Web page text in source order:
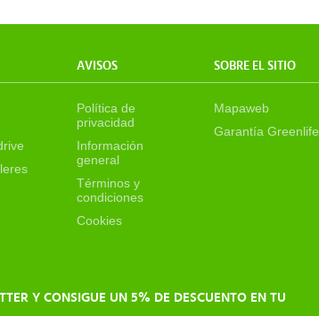
AVISOS SOBRE EL SITIO
Política de
privacidad
Información
general
Términos y
condiciones
Cookies
Mapaweb
Garantía Greenlife
Y CONSIGUE UN 5% DE DESCUENTO EN TU